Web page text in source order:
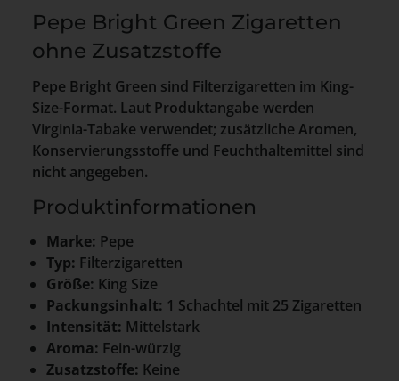
Pepe Bright Green Zigaretten
ohne Zusatzstoffe
Pepe Bright Green sind Filterzigaretten im King-
Size-Format. Laut Produktangabe werden
Virginia-Tabake verwendet; zusätzliche Aromen,
Konservierungsstoffe und Feuchthaltemittel sind
nicht angegeben.
Produktinformationen
Marke: Pepe
Typ: Filterzigaretten
Größe: King Size
Packungsinhalt: 1 Schachtel mit 25 Zigaretten
Intensität: Mittelstark
Aroma: Fein-würzig
Zusatzstoffe: Keine